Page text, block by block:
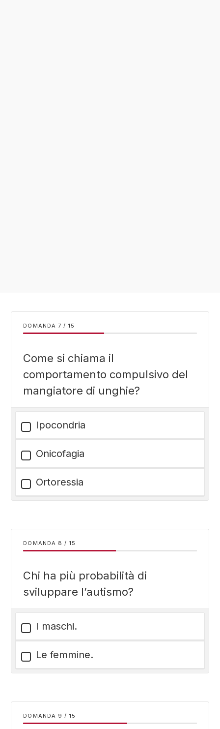
DOMANDA / 15
Come si chiama il
comportamento compulsivo del
mangiatore di unghie?
Ipocondria
Onicofagia
Ortoressia
DOMANDA / 15
Chi ha più probabilità di
sviluppare l’autismo?
I maschi.
Le femmine.
DOMANDA / 15